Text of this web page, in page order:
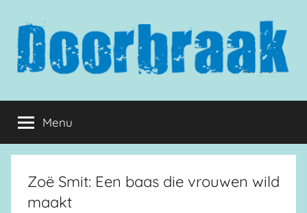
inhoud
springen
Doorbraak.eu
Menu
Zoë Smit: Een baas die vrouwen wild
maakt